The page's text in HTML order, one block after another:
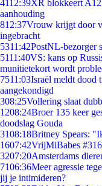
4112:39XR blokkeert A12
aanhouding
812:37Vrouw krijgt door
ingebracht
5311:42PostNL-bezorger
5111:40VS: kans op
munitietekort wordt
7511:03Israël meldt dood
aangekondigd
308:25Vollering slaat
1208:24Broer 135 keer
doodslag Gouda
3108:18Britney Spears:
1607:42VrijMiBabes
3207:20Amsterdams
7106:36Meer agressie
jij je intimideren?